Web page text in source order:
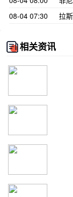
08-04 07:30
拉
相关资讯